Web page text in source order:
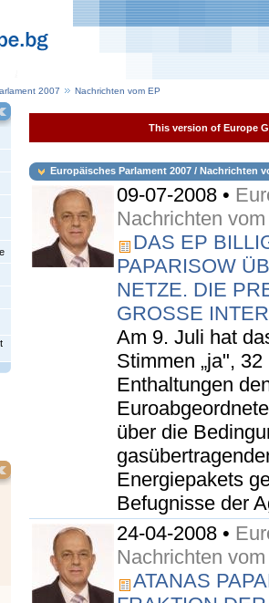
2007 Nachrichten vom EP
This version of Europe
Europäisches Parlament 2007 / Nachrichten
09-07-2008 •
Nachrichten
DAS EP
PAPARISOW
NETZE. DIE
GROSSE
Am 9. Juli hat
Stimmen „ja",
Enthaltungen
über die
Energiepakets
Befugnisse der
24-04-2008 •
Nachrichten
ATANAS